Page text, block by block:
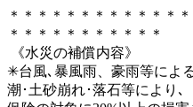
＊＊＊＊＊＊＊＊＊＊＊＊
＊＊＊＊＊＊＊＊＊＊＊
《水災の補償内容》
✳︎台風､暴風雨、豪雨等によ
潮･土砂崩れ･落石等により､